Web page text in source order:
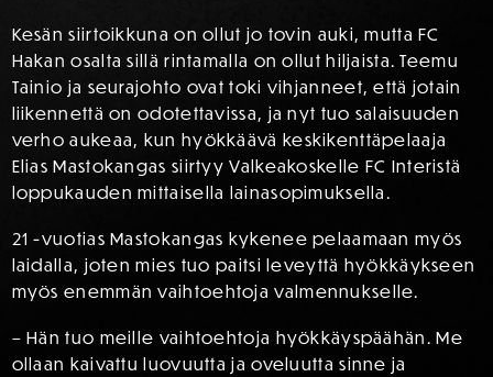
Kesän siirtoikkuna on ollut jo tovin auki, mutta FC
Hakan osalta sillä rintamalla on ollut hiljaista. Teemu
Tainio ja seurajohto ovat toki vihjanneet, että jotain
liikennettä on odotettavissa, ja nyt tuo salaisuuden
verho aukeaa, kun hyökkäävä keskikenttäpelaaja
Elias Mastokangas siirtyy Valkeakoskelle FC Interistä
loppukauden mittaisella lainasopimuksella.
21 -vuotias Mastokangas kykenee pelaamaan myös
laidalla, joten mies tuo paitsi leveyttä hyökkäykseen
myös enemmän vaihtoehtoja valmennukselle.
– Hän tuo meille vaihtoehtoja hyökkäyspäähän. Me
ollaan kaivattu luovuutta ja oveluutta sinne ja